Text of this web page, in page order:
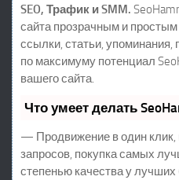
SEO, Трафик и SMM.
сайта прозрачным и
ссылки, статьи,
по максимуму потенциал
вашего сайта.
Что умеет делать
— Продвижение в один
запросов, покупка самых
степенью качества у